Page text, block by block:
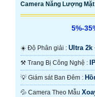
Camera Năng Lượng
5%-
☀️ Độ Phân giải : Ultra 2k
⚒ Trang Bị Công Nghệ :
💡 Giám sát Ban Đêm :
IR.💦 Camera Theo Mẫu